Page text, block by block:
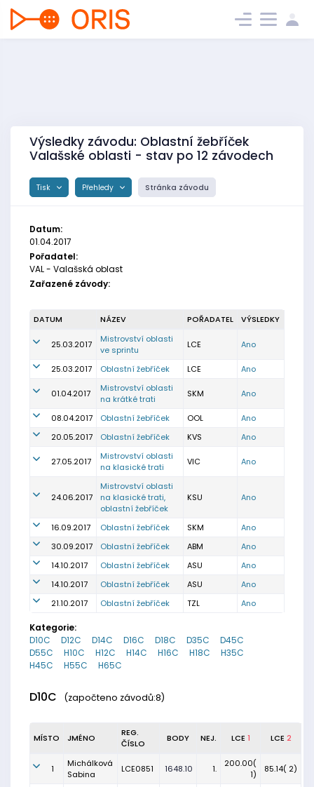
Výsledky závodu: Oblastní žebříček
Valašské oblasti - stav po 12 závodech
Tisk Přehledy Stránka závodu
Datum:
01.04.2017
Pořadatel:
VAL - Valašská oblast
Zařazené závody:
DATUM NÁZEV POŘADATEL VÝSLEDKY
25.03.2017
Mistrovství oblasti
ve sprintu
LCE Ano
25.03.2017 Oblastní žebříček LCE Ano
01.04.2017
Mistrovství oblasti
na krátké trati
SKM Ano
08.04.2017 Oblastní žebříček OOL
Ano
20.05.2017
Oblastní žebříček KVS Ano
27.05.2017
Mistrovství oblasti
na klasické trati
VIC Ano
24.06.2017
Mistrovství oblasti
na klasické trati,
oblastní žebříček
KSU Ano
16.09.2017 Oblastní žebříček SKM
Ano
30.09.2017
Oblastní žebříček ABM
Ano
14.10.2017
Oblastní žebříček ASU
Ano
14.10.2017
Oblastní žebříček ASU
Ano
21.10.2017
Oblastní žebříček TZL Ano
Kategorie:
D10C
D12C D14C D16C D18C D35C
D45C
D55C
H10C H12C H14C H16C H18C
H35C
H45C
H55C H65C
D10C (započteno závodů:8)
MÍSTO JMÉNO
REG.
ČÍSLO
BODY NEJ. LCE 1 LCE 2
1
Michálková
Sabina
LCE0851 1648.10 1.
200.00(
1)
85.14( 2)